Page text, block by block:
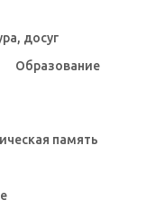
досуг
Образование
память